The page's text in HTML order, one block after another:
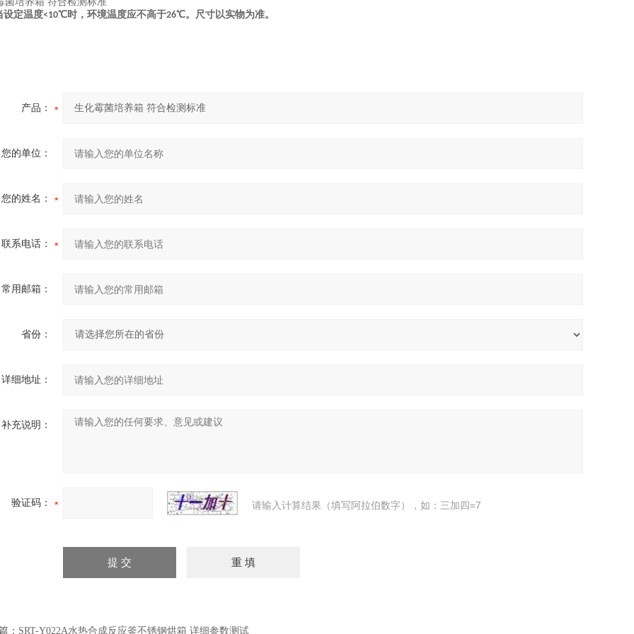
设定温度<10℃时，环境温度应不高于26℃。尺寸以实物为准。
产品：
您的单位：
您的姓名：
联系电话：
常用邮箱：
省份：
详细地址：
补充说明：
验证码： 请输入计算结果（填写阿拉伯数字），如：三加四=7
： SRT-Y022A水热合成反应釜不锈钢烘箱 详细参数测试